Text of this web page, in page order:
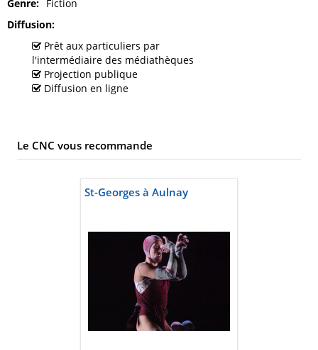
Genre
Fiction
Diffusion
Prêt aux particuliers par
l'intermédiaire des médiathèques
Projection publique
Diffusion en ligne
Le CNC vous recommande
St-Georges à Aulnay